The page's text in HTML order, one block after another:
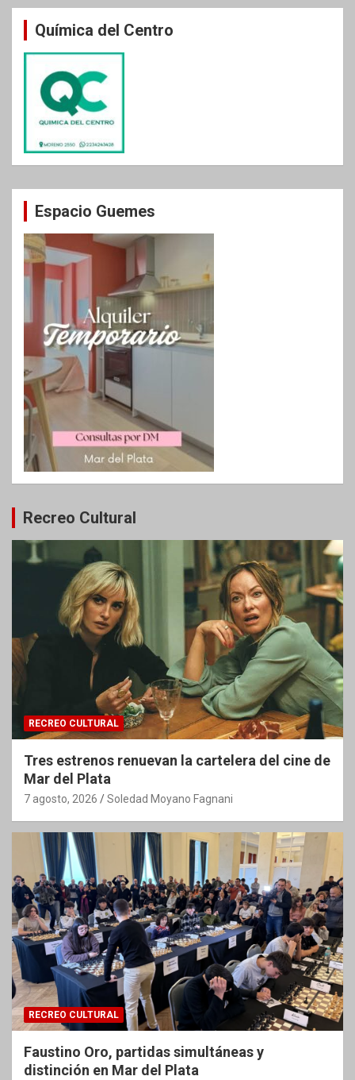
Química del Centro
Espacio Guemes
Recreo Cultural
RECREO CULTURAL
Tres estrenos renuevan la cartelera del cine de
Mar del Plata
7 agosto, 2026 Soledad Moyano Fagnani
RECREO CULTURAL
Faustino Oro, partidas simultáneas y
distinción en Mar del Plata